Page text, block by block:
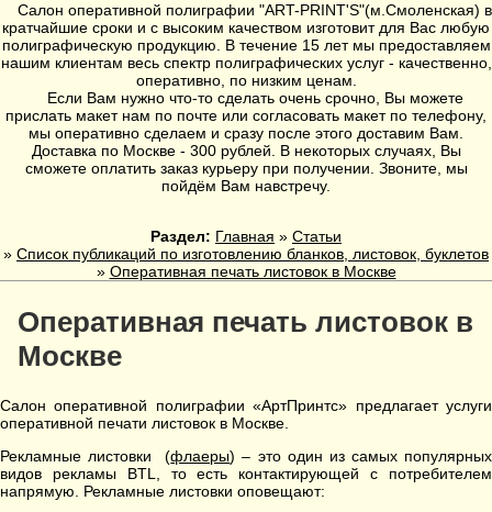
Салон оперативной полиграфии "ART-PRINT'S"(м.Смоленская) в
кратчайшие сроки и с высоким качеством изготовит для Вас любую
полиграфическую продукцию. В течение 15 лет мы предоставляем
нашим клиентам весь спектр полиграфических услуг - качественно,
оперативно, по низким ценам.
Если Вам нужно что-то сделать очень срочно, Вы можете
прислать макет нам по почте или согласовать макет по телефону,
мы оперативно сделаем и сразу после этого доставим Вам.
Доставка по Москве - 300 рублей. В некоторых случаях, Вы
сможете оплатить заказ курьеру при получении. Звоните, мы
пойдём Вам навстречу.
Раздел: Главная » Статьи
» Список публикаций по изготовлению бланков, листовок, буклетов
» Оперативная печать листовок в Москве
Оперативная печать листовок в
Москве
Салон оперативной полиграфии «АртПринтс» предлагает услуги
оперативной печати листовок в Москве.
Рекламные листовки (флаеры) – это один из самых популярных
видов рекламы BTL, то есть контактирующей с потребителем
напрямую. Рекламные листовки оповещают: